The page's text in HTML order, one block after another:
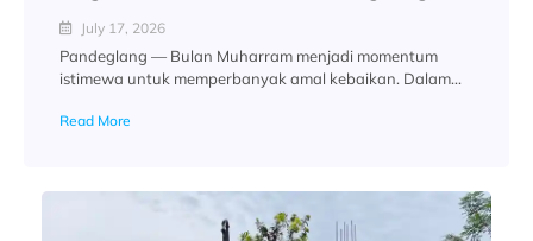
July 17, 2026
Pandeglang — Bulan Muharram menjadi momentum
istimewa untuk memperbanyak amal kebaikan. Dalam...
Read More